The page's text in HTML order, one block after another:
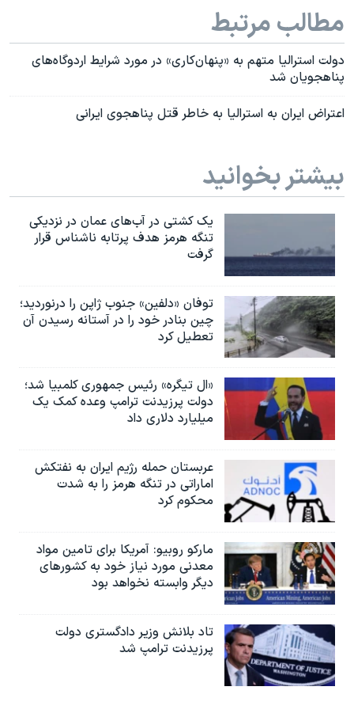
مطالب مرتبط
دولت استرالیا متهم به «پنهان‌کاری» در مورد شرایط اردوگاه‌های
پناهجویان شد
اعتراض ایران به استرالیا به خاطر قتل پناهجوی ایرانی
بیشتر بخوانید
یک کشتی در آب‌های عمان در نزدیکی
تنگه هرمز هدف پرتابه ناشناس قرار
گرفت
توفان «دلفین» جنوب ژاپن را درنوردید؛
چین بنادر خود را در آستانه رسیدن آن
تعطیل کرد
«ال تیگره» رئیس جمهوری کلمبیا شد؛
دولت پرزیدنت ترامپ وعده کمک یک
میلیارد دلاری داد
عربستان حمله رژیم ایران به نفتکش
اماراتی در تنگه هرمز را به‌ شدت
محکوم کرد
مارکو روبیو: آمریکا برای تامین مواد
معدنی مورد نیاز خود به کشورهای
دیگر وابسته نخواهد بود
تاد بلانش وزیر دادگستری دولت
پرزیدنت ترامپ شد